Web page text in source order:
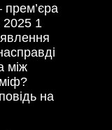
прем’єра
2025 1
між
на